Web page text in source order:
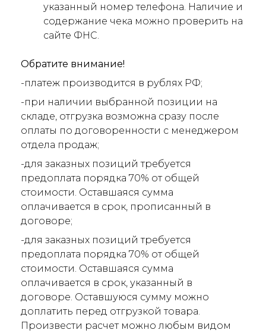
указанный номер телефона. Наличие и
содержание чека можно проверить на
сайте ФНС.
Обратите внимание!
-платеж производится в рублях РФ;
-при наличии выбранной позиции на
складе, отгрузка возможна сразу после
оплаты по договоренности с менеджером
отдела продаж;
-для заказных позиций требуется
предоплата порядка 70% от общей
стоимости. Оставшаяся сумма
оплачивается в срок, прописанный в
договоре;
-для заказных позиций требуется
предоплата порядка 70% от общей
стоимости. Оставшаяся сумма
оплачивается в срок, указанный в
договоре. Оставшуюся сумму можно
доплатить перед отгрузкой товара.
Произвести расчет можно любым видом